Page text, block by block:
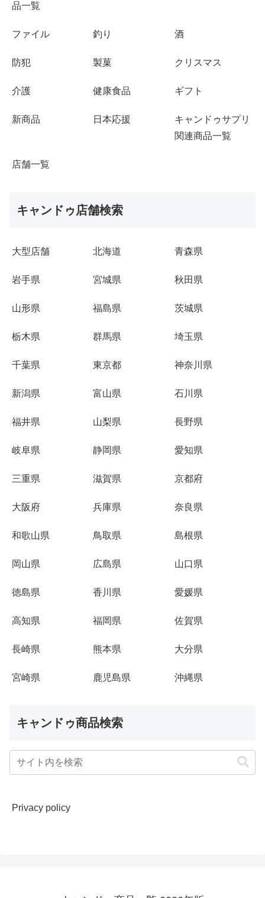
品一覧
ファイル 釣り 酒
防犯 製菓 クリスマス
介護 健康食品 ギフト
新商品 日本応援
キャンドゥサプリ
関連商品一覧
店舗一覧
キャンドゥ店舗検索
大型店舗 北海道 青森県
岩手県 宮城県 秋田県
山形県 福島県 茨城県
栃木県 群馬県 埼玉県
千葉県 東京都 神奈川県
新潟県 富山県 石川県
福井県 山梨県 長野県
岐阜県 静岡県 愛知県
三重県 滋賀県 京都府
大阪府 兵庫県 奈良県
和歌山県 鳥取県 島根県
岡山県 広島県 山口県
徳島県 香川県 愛媛県
高知県 福岡県 佐賀県
長崎県 熊本県 大分県
宮崎県 鹿児島県 沖縄県
キャンドゥ商品検索
Privacy policy